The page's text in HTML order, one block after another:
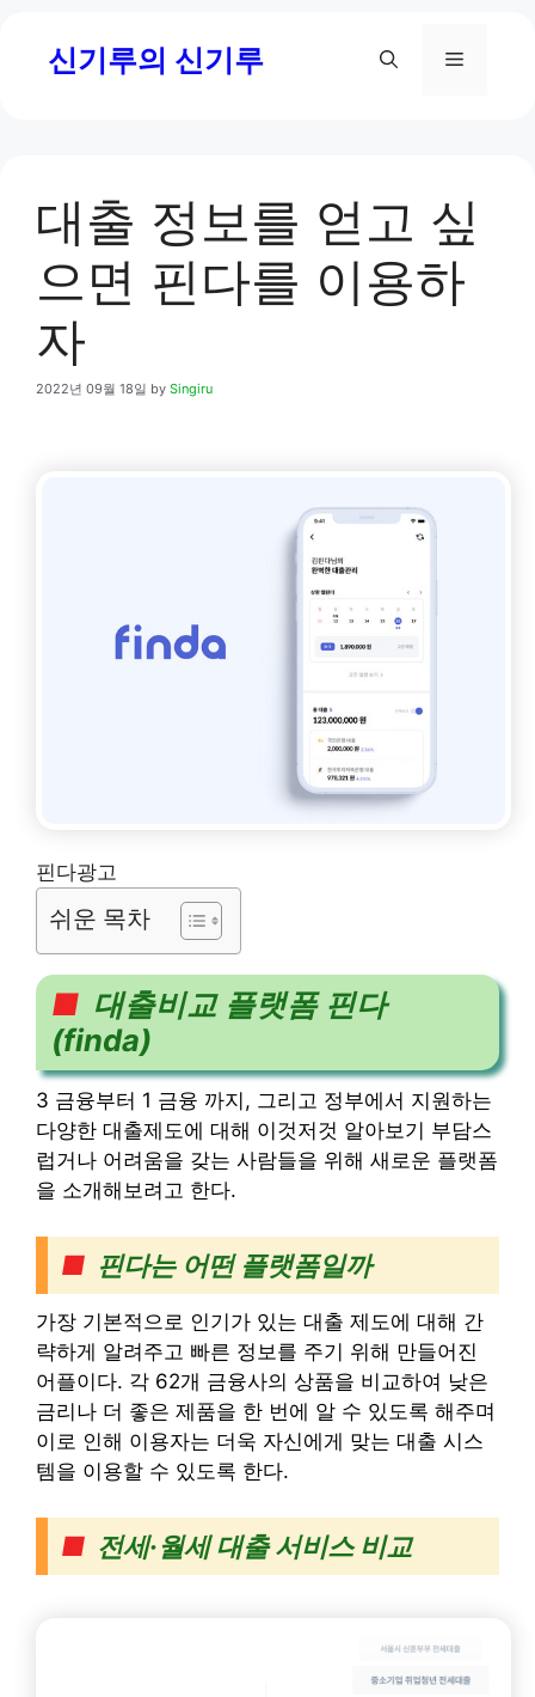
신기루의 신기루 Menu
대출 정보를 얻고 싶
으면 핀다를 이용하
자
2022년 09월 18일 by Singiru
핀다광고
쉬운 목차
■ 대출비교 플랫폼 핀다
(finda)
3 금융부터 1 금융 까지, 그리고 정부에서 지원하는
다양한 대출제도에 대해 이것저것 알아보기 부담스
럽거나 어려움을 갖는 사람들을 위해 새로운 플랫폼
을 소개해보려고 한다.
■ 핀다는 어떤 플랫폼일까
가장 기본적으로 인기가 있는 대출 제도에 대해 간
략하게 알려주고 빠른 정보를 주기 위해 만들어진
어플이다. 각 62개 금융사의 상품을 비교하여 낮은
금리나 더 좋은 제품을 한 번에 알 수 있도록 해주며
이로 인해 이용자는 더욱 자신에게 맞는 대출 시스
템을 이용할 수 있도록 한다.
■ 전세·월세 대출 서비스 비교